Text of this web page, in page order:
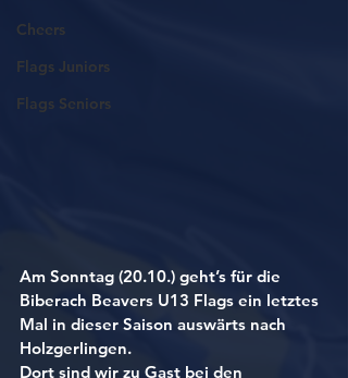
Cheers
Flags Juniors
Flags Seniors
Am Sonntag (20.10.) geht’s für die
Biberach Beavers U13 Flags ein letztes
Mal in dieser Saison auswärts nach
Holzgerlingen.
Dort sind wir zu Gast bei den